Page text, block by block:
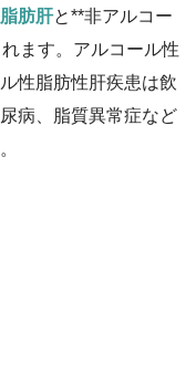
肪肝と**非アルコー
ます。アルコール性
性脂肪性肝疾患は飲
病、脂質異常症など